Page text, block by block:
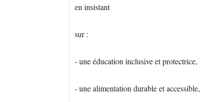
en insistant
sur :
- une éducation inclusive et protectrice,
- une alimentation durable et accessible,